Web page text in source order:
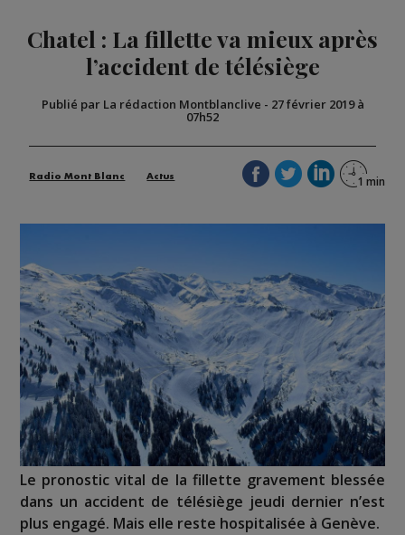
Chatel : La fillette va mieux après
l’accident de télésiège
Publié par La rédaction Montblanclive - 27 février 2019 à
07h52
Radio Mont Blanc Actus
Le pronostic vital de la fillette gravement blessée
dans un accident de télésiège jeudi dernier n’est
plus engagé. Mais elle reste hospitalisée à Genève.